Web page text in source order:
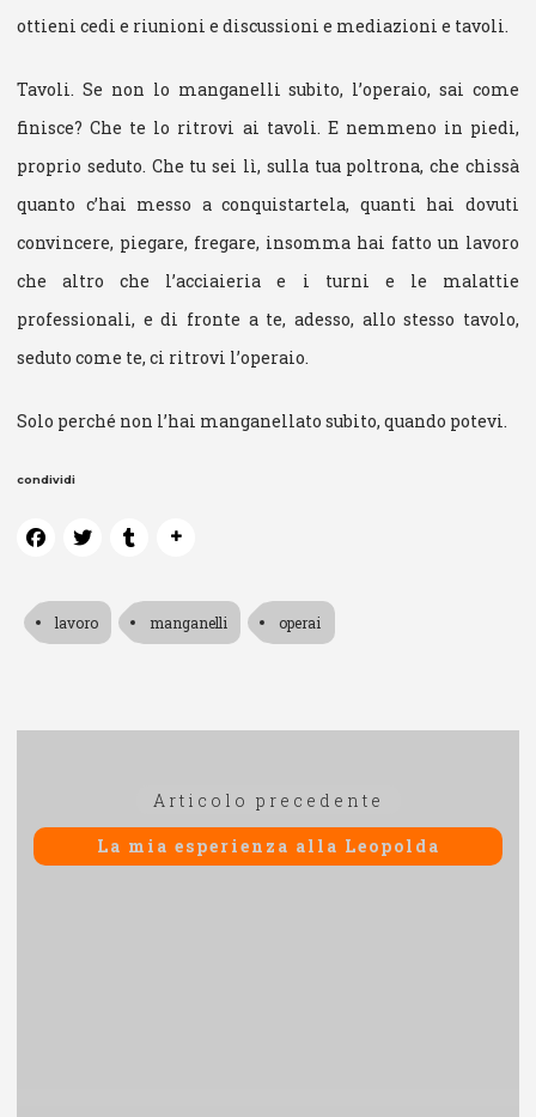
ottieni cedi e riunioni e discussioni e mediazioni e tavoli.
Tavoli. Se non lo manganelli subito, l’operaio, sai come
finisce? Che te lo ritrovi ai tavoli. E nemmeno in piedi,
proprio seduto. Che tu sei lì, sulla tua poltrona, che chissà
quanto c’hai messo a conquistartela, quanti hai dovuti
convincere, piegare, fregare, insomma hai fatto un lavoro
che altro che l’acciaieria e i turni e le malattie
professionali, e di fronte a te, adesso, allo stesso tavolo,
seduto come te, ci ritrovi l’operaio.
Solo perché non l’hai manganellato subito, quando potevi.
condividi
lavoro manganelli operai
Articolo precedente
precedente:
La mia esperienza alla Leopolda